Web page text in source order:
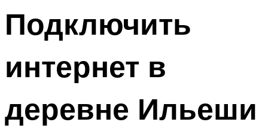
Подключить
интернет в
деревне Ильеши